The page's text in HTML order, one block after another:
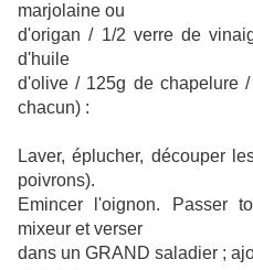
marjolaine ou
d'origan / 1/2 verre de
d'huile
d'olive / 125g de chapelure
chacun) :
Laver, éplucher, découper
poivrons).
Emincer l'oignon. Passer
mixeur et verser
dans un GRAND saladier ;